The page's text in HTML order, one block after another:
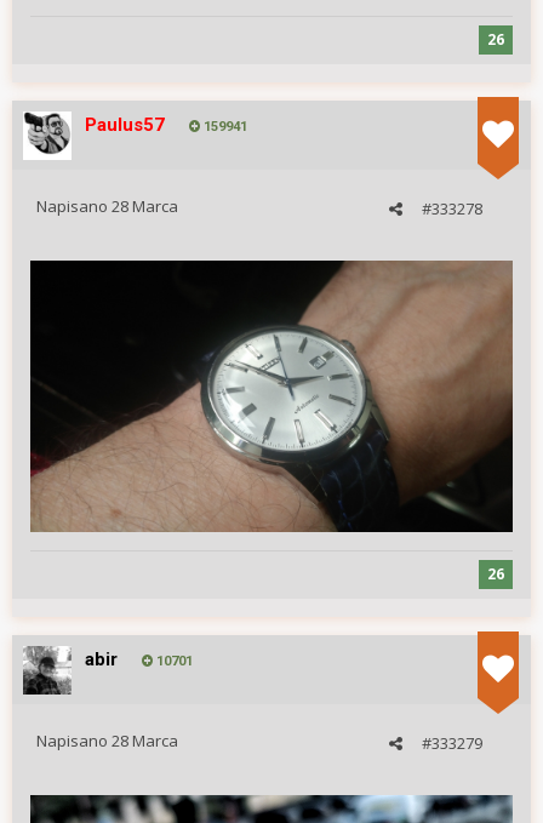
26
Paulus57 159941
#333278
Napisano 28 Marca
26
abir 10701
#333279
Napisano 28 Marca